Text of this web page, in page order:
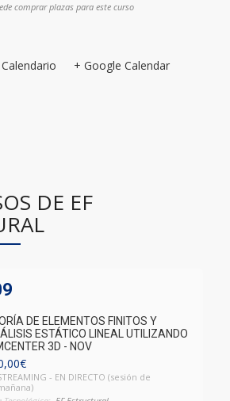
comprar plazas para este curso
+ Google Calendar
DE EF
DE ELEMENTOS FINITOS Y
ESTÁTICO LINEAL UTILIZANDO
3D - NOV
€
- EN DIRECTO (sesión de